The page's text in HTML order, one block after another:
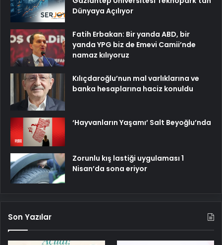
Dünyaya Açılıyor
Fatih Erbakan: Bir yanda ABD, bir
yanda YPG biz de Emevi Camii’nde
namaz kılıyoruz
Kılıçdaroğlu’nun mal varlıklarına ve
banka hesaplarına haciz konuldu
‘Hayvanların Yaşamı’ Salt Beyoğlu’nda
Zorunlu kış lastiği uygulaması 1
Nisan’da sona eriyor
Son Yazılar